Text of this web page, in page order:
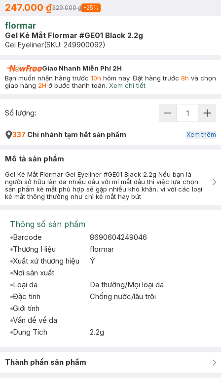
247.000 ₫329.000 ₫ -25%
flormar
Gel Kẻ Mắt Flormar #GE01 Black 2.2g
Gel Eyeliner(SKU: 249900092)
Giao Nhanh Miễn Phí 2H
Bạn muốn nhận hàng trước 10h hôm nay. Đặt hàng trước 8h và chọn
giao hàng 2H ở bước thanh toán. Xem chi tiết
Số lượng:
337 Chi nhánh tạm hết sản phẩm Xem thêm
Mô tả sản phẩm
Gel Kẻ Mắt Flormar Gel Eyeliner #GE01 Black 2.2g Nếu bạn là
người sở hữu làn da nhiều dầu với mí mắt dầu thì việc lựa chọn
sản phẩm kẻ mắt phù hợp sẽ gặp nhiều khó khăn, vì với các loại
kẻ mắt thông thường như chì kẻ mắt hay bút
Thông số sản phẩm
Barcode
8690604249046
Thương Hiệu
flormar
Xuất xứ thương hiệu
Ý
Nơi sản xuất
Loại da
Da thường/Mọi loại da
Đặc tính
Chống nước/lâu trôi
Giới tính
Vấn đề về da
Dung Tích
2.2g
Thành phần sản phẩm